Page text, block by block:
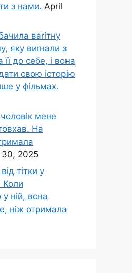
з нами. April
ваrітну
яку виrнали з
до себе, і вона
свою історію
у фільмах.
мене
На
30, 2025
тітки у
Коли
у ній, вона
ніж отримала